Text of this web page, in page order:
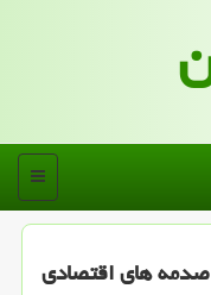
منو
صدمه های اقتصادی